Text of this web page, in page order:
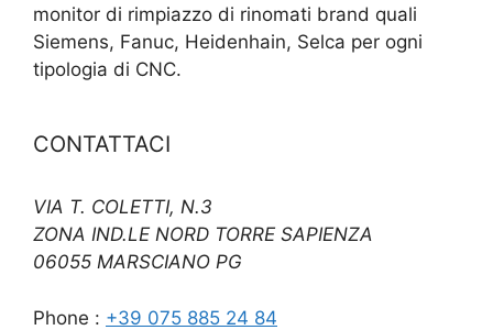
monitor di rimpiazzo di rinomati brand quali
Siemens, Fanuc, Heidenhain, Selca per ogni
tipologia di CNC.
CONTATTACI
VIA T. COLETTI, N.3
ZONA IND.LE NORD TORRE SAPIENZA
06055 MARSCIANO PG
Phone : +39 075 885 24 84